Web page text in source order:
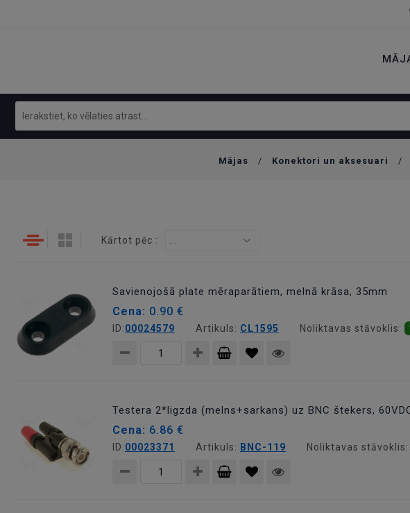
Mājas / Konektori un aksesuari /
Kārtot pēc :
Savienojošā plate mēraparātiem, melnā krāsa, 35mm
Cena: 0.90 €
ID:00024579 Artikuls: CL1595 Noliktavas stāvoklis:
Testera 2*ligzda (melns+sarkans) uz BNC štekers,
Cena: 6.86 €
ID:00023371 Artikuls: BNC-119 Noliktavas stāvoklis: